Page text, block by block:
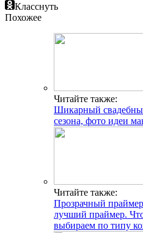
Класснуть
Похожее
Читайте также:
Шикарный
сезона, фото идеи
Читайте также:
Прозрачный
лучший праймер.
выбираем по типу